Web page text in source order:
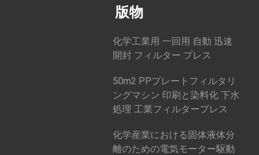
版物
化学工業用 一回用 自動 迅速
開封 フィルター プレス
50m2 PPプレートフィルタリ
ングマシン 印刷と染料化 下水
処理 工業フィルタープレス
化学産業における固体液体分
離のための電気モーター駆動